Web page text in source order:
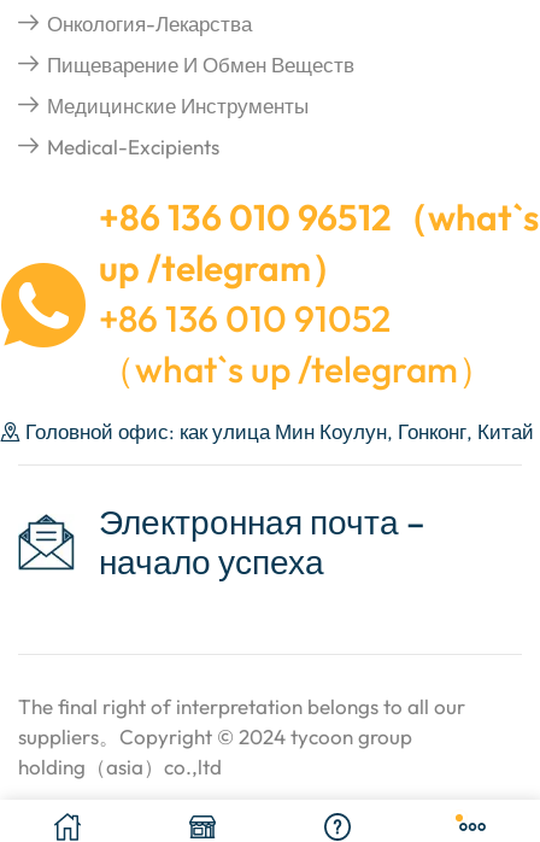
Онкология-Лекарства
Пищеварение И Обмен Веществ
Медицинские Инструменты
Medical-Excipients
+86 136 010 96512（what`s
up /telegram）
+86 136 010 91052
（what`s up /telegram）
Головной офис: как улица Мин Коулун, Гонконг, Китай
Электронная почта –
начало успеха
The final right of interpretation belongs to all our
suppliers。Copyright © 2024 tycoon group
holding（asia）co.,ltd